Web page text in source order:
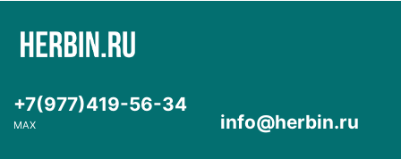
+7(977)419-56-34
MAX info@herbin.ru